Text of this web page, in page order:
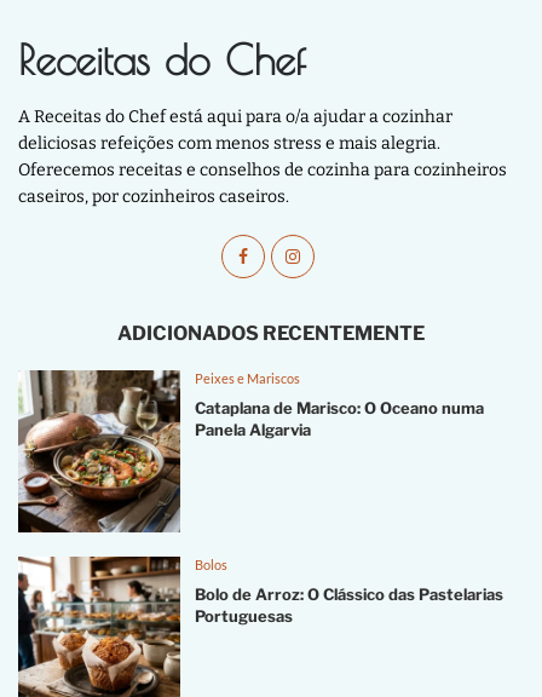
Receitas do Chef
A Receitas do Chef está aqui para o/a ajudar a cozinhar
deliciosas refeições com menos stress e mais alegria.
Oferecemos receitas e conselhos de cozinha para cozinheiros
caseiros, por cozinheiros caseiros.
ADICIONADOS RECENTEMENTE
Peixes e Mariscos
Cataplana de Marisco: O Oceano numa
Panela Algarvia
Bolos
Bolo de Arroz: O Clássico das Pastelarias
Portuguesas